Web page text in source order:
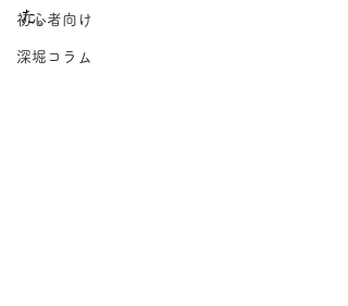
初心者向け
深堀コラム
た。